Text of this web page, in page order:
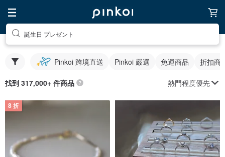
誕生日 プレゼント
Pinkoi 跨境直送 Pinkoi 嚴選 免運商品 折扣商
找到 317,000+ 件商品 熱門程度優先
8 折